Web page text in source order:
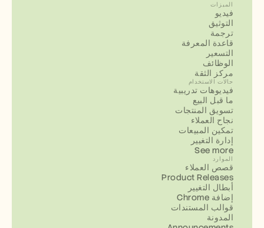
الميزات
فيديو
التوثيق
ترجمة
قاعدة المعرفة
التسعير
الوظائف
مركز الثقة
حالات الاستخدام
فيديوهات تدريبية
ما قبل البيع
تسويق المنتجات
نجاح العملاء
تمكين المبيعات
إدارة التغيير
See more
الموارد
قصص العملاء
Product Releases
أبطال التغيير
إضافة Chrome
قوالب المستندات
المدونة